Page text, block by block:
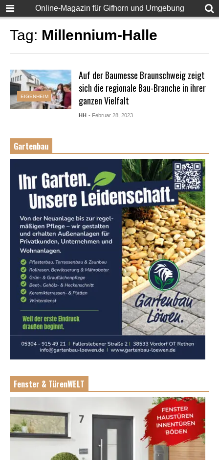
Online-Magazin für Gifhorn und Umgebung
Tag: Millennium-Halle
EIGENHEIM
Auf der Baumesse Braunschweig zeigt
sich die regionale Bau-Branche in ihrer
ganzen Vielfalt
HH - Februar 28, 2023
Gartenbau
Fenster & TürenWELT